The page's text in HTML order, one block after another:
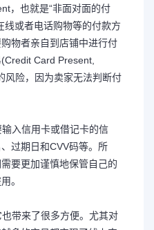
，也就是“非面对面的付
线或者电话购物等的付款方
物者亲自到店铺中进行付
Card Present,
风险，因为卖家无法判断付
入信用卡或借记卡的信
过期日和CVV码等。所
要更加谨慎地保管自己的
。
带来了很多方便。尤其对